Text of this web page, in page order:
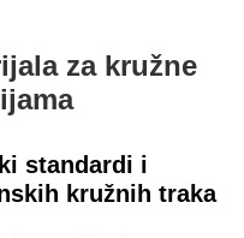
za kružne
standardi i
kružnih traka